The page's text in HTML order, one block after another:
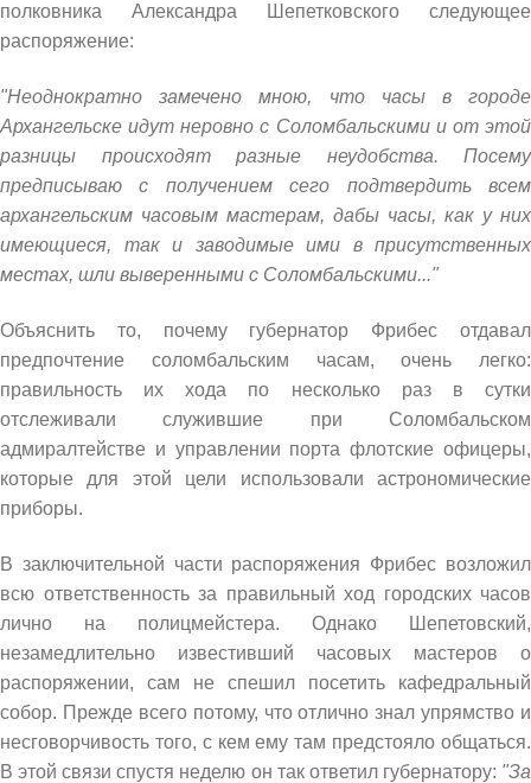
полковника Александра Шепетковского следующее
распоряжение:
"Неоднократно замечено мною, что часы в городе
Архангельске идут неровно с Соломбальскими и от этой
разницы происходят разные неудобства. Посему
предписываю с получением сего подтвердить всем
архангельским часовым мастерам, дабы часы, как у них
имеющиеся, так и заводимые ими в присутственных
местах, шли выверенными с Соломбальскими..."
Объяснить то, почему губернатор Фрибес отдавал
предпочтение соломбальским часам, очень легко:
правильность их хода по несколько раз в сутки
отслеживали служившие при Соломбальском
адмиралтействе и управлении порта флотские офицеры,
которые для этой цели использовали астрономические
приборы.
В заключительной части распоряжения Фрибес возложил
всю ответственность за правильный ход городских часов
лично на полицмейстера. Однако Шепетовский,
незамедлительно известивший часовых мастеров о
распоряжении, сам не спешил посетить кафедральный
собор. Прежде всего потому, что отлично знал упрямство и
несговорчивость того, с кем ему там предстояло общаться.
В этой связи спустя неделю он так ответил губернатору: "За